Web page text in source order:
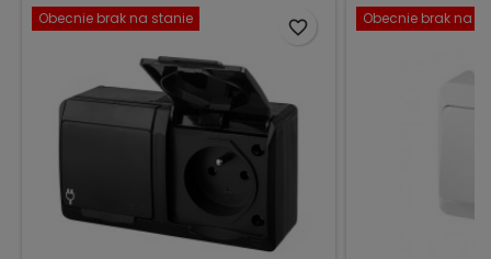
Obecnie brak na stanie favorite_border Obecnie brak na